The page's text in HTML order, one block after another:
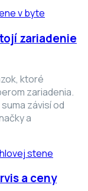
zariadenie
ktoré
zariadenia.
závisí od
a
a ceny